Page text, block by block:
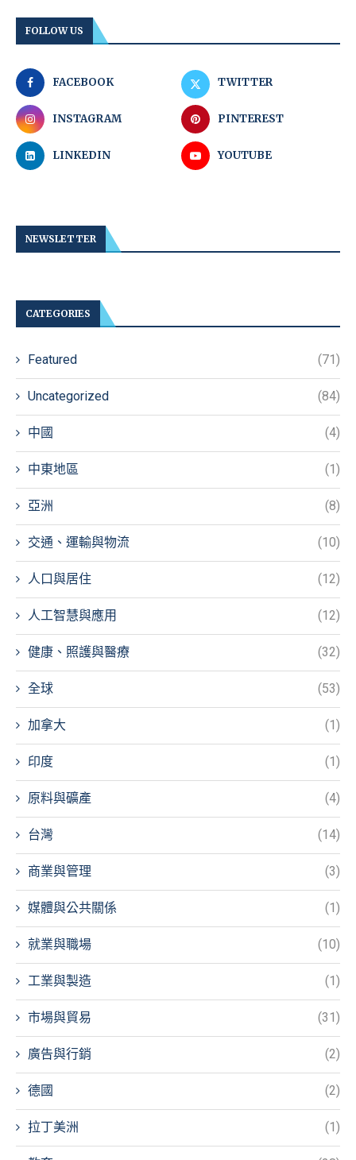
FOLLOW US
FACEBOOK TWITTER
INSTAGRAM PINTEREST
LINKEDIN YOUTUBE
NEWSLETTER
CATEGORIES
Featured (71)
Uncategorized (84)
中國 (4)
中東地區 (1)
亞洲 (8)
交通、運輸與物流 (10)
人口與居住 (12)
人工智慧與應用 (12)
健康、照護與醫療 (32)
全球 (53)
加拿大 (1)
印度 (1)
原料與礦產 (4)
台灣 (14)
商業與管理 (3)
媒體與公共關係 (1)
就業與職場 (10)
工業與製造 (1)
市場與貿易 (31)
廣告與行銷 (2)
德國 (2)
拉丁美洲 (1)